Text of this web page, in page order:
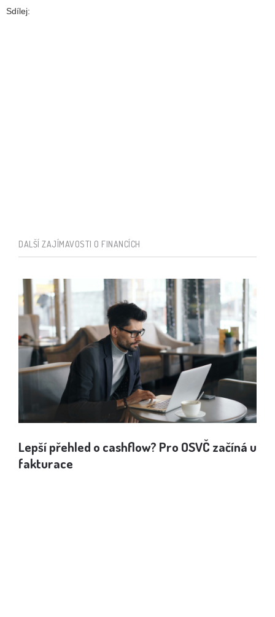
Sdílej:
DALŠÍ ZAJÍMAVOSTI O FINANCÍCH
Lepší přehled o cashflow? Pro OSVČ začíná u
fakturace